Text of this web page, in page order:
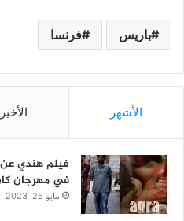
باريس فرنسا
الأشهر
فيلم هندي عن
في مهرجان
مايو 25, 2023